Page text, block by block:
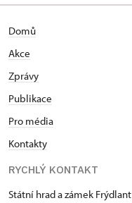
Domů
Akce
Zprávy
Publikace
Pro média
Kontakty
RYCHLÝ KONTAKT
Státní hrad a zámek Frýdlant